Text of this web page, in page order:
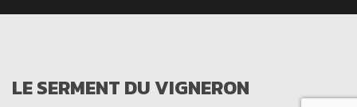
LE SERMENT DU VIGNERON